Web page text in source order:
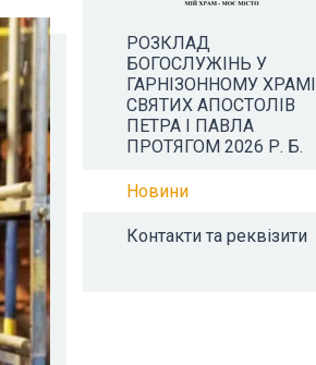
РОЗКЛАД
БОГОСЛУЖІНЬ У
ГАРНІЗОННОМУ ХРАМІ
СВЯТИХ АПОСТОЛІВ
ПЕТРА І ПАВЛА
ПРОТЯГОМ 2026 Р. Б.
Новини
Контакти та реквізити